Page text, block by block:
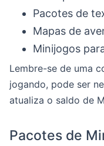
Pacotes de
Mapas de
Minijogos
Lembre-se de uma
jogando, pode ser
atualiza o saldo de
Pacotes de